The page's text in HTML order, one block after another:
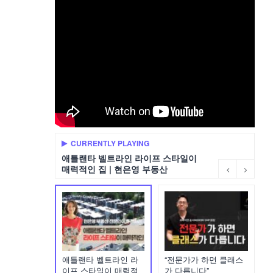
CURRENTLY PLAYING
애틀랜타 벨트라인 라이프 스타일이
매력적인 집 | 현은영 부동산
애틀랜타 벨트라인 라
이프 스타일이 매력적
“전문가가 하면 클래스
가 다릅니다”